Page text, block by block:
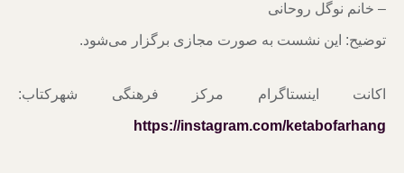
– خانم نوگل روحانی
توضیح: این نشست به صورت مجازی برگزار می‌شود.
اکانت اینستاگرام مرکز فرهنگی شهرکتاب:
https://instagram.com/ketabofarhang